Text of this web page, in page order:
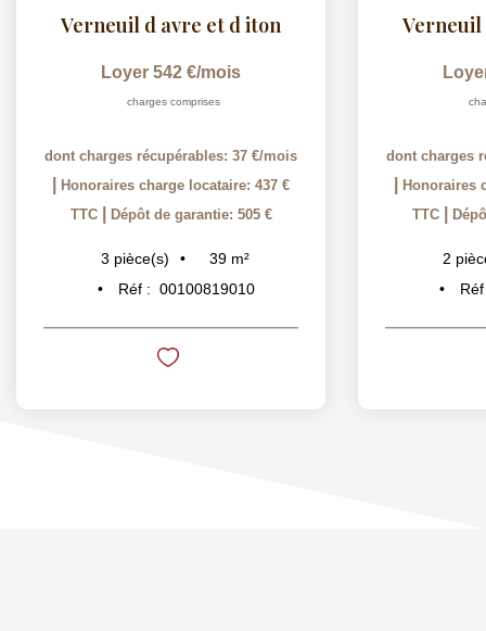
Verneuil d avre et d iton
Loyer 542 €/mois
charges comprises
dont charges récupérables: 37 €/mois
Honoraires charge locataire: 437 €
TTC
Dépôt de garantie: 505 €
3 pièce(s) 39 m²
Réf : 00100819010
Verneuil
dont charges
Honoraires
TTC
2